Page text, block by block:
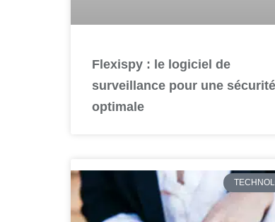
Flexispy : le logiciel de
surveillance pour une sécurité
optimale